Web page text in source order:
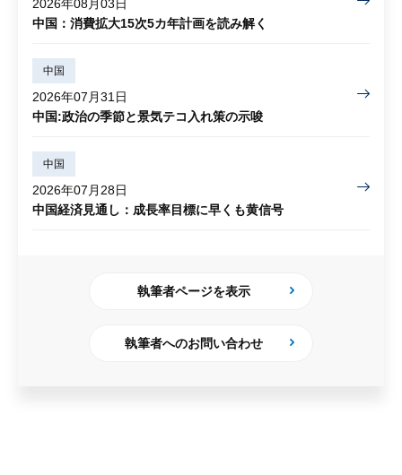
2026年08月03日
中国：消費拡大15次5カ年計画を読み解く
中国
2026年07月31日
中国:政治の季節と景気テコ入れ策の示唆
中国
2026年07月28日
中国経済見通し：成長率目標に早くも黄信号
執筆者ページを表示
執筆者へのお問い合わせ